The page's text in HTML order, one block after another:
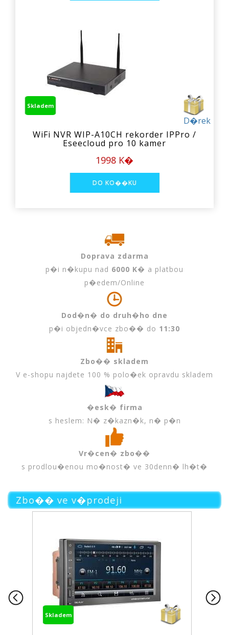
D�rek
Skladem
WiFi NVR WIP-A10CH rekorder IPPro /
Eseecloud pro 10 kamer
1998 K�
Doprava zdarma
p�i n�kupu nad 6000 K� a platbou
p�edem/Online
Dod�n� do druh�ho dne
p�i objedn�vce zbo�� do 11:30
Zbo�� skladem
V e-shopu najdete 100 % polo�ek opravdu skladem
�esk� firma
s heslem: N� z�kazn�k, n� p�n
Vr�cen� zbo��
s prodlou�enou mo�nost� ve 30denn� lh�t�
Zbo�� ve v�prodeji
Skladem